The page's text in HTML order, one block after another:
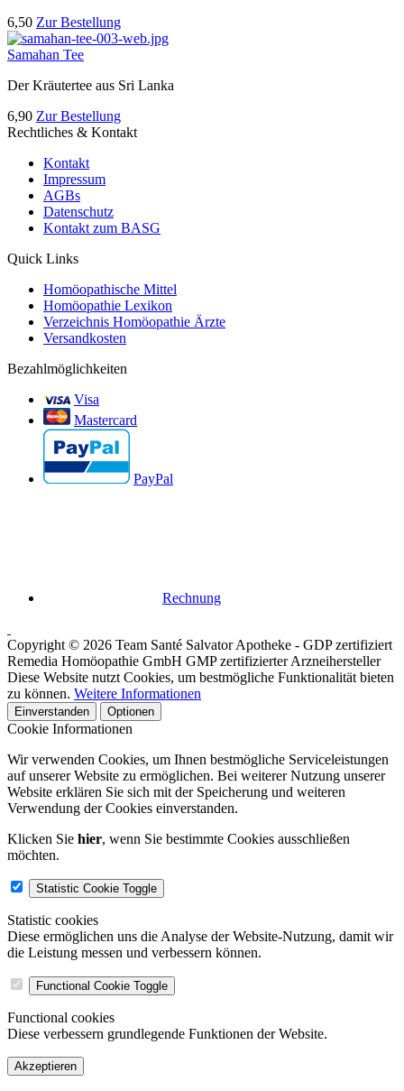
6,50 Zur Bestellung
Samahan Tee
Der Kräutertee aus Sri Lanka
6,90 Zur Bestellung
Rechtliches & Kontakt
Kontakt
Impressum
AGBs
Datenschutz
Kontakt zum BASG
Quick Links
Homöopathische Mittel
Homöopathie Lexikon
Verzeichnis Homöopathie Ärzte
Versandkosten
Bezahlmöglichkeiten
Visa
Mastercard
PayPal
Rechnung
Copyright © 2026 Team Santé Salvator Apotheke - GDP zertifiziert
Diese Website nutzt Cookies, um bestmögliche Funktionalität bieten
Einverstanden
Cookie Informationen
auf unserer Website zu ermöglichen. Bei weiterer Nutzung unserer
Verwendung der Cookies einverstanden.
möchten.